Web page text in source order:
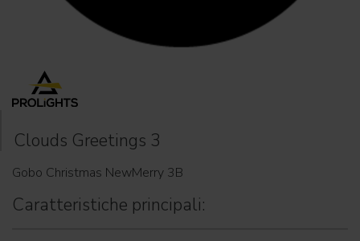
Clouds Greetings 3
Gobo Christmas NewMerry 3B
Caratteristiche principali: